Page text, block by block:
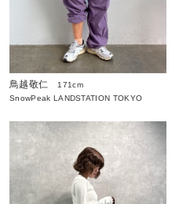
鳥越敬仁
171cm
SnowPeak LANDSTATION TOKYO